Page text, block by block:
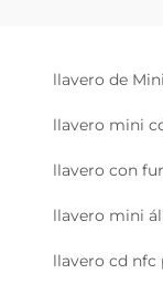
llavero de
llavero mini
llavero con
llavero mini
llavero cd nfc